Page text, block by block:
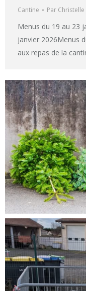
Cantine Par Christelle
Menus du 19 au 23
janvier 2026Menus
aux repas de la